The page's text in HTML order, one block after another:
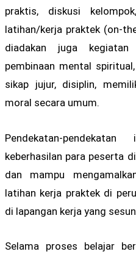
praktis, diskusi
latihan/kerja praktek (on-
diadakan juga
pembinaan mental
sikap jujur, disiplin,
moral secara umum.
Pendekatan-
keberhasilan para peserta
dan mampu
latihan kerja praktek di
di lapangan kerja yang
Selama proses belajar